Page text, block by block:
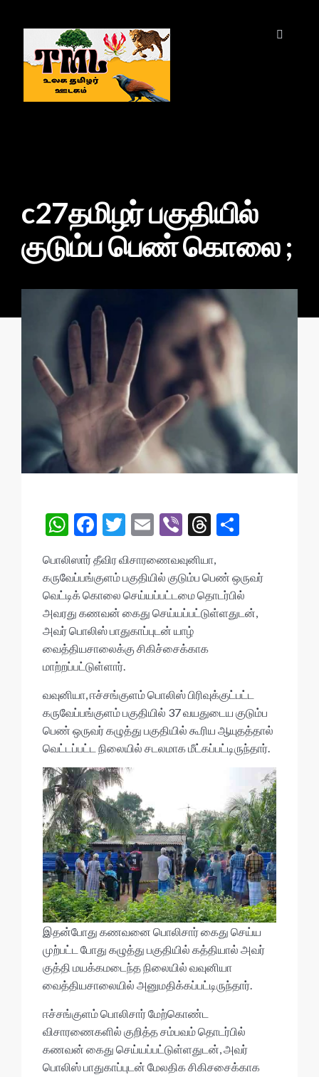
c27தமிழர் பகுதியில்
குடும்ப பெண் கொலை ;
W
at
s
A
p
p
F
e
b
o
o
k
T
itt
er
E
ai
l
Vi
er
T
ea
ds
ar
e
பொலிஸார் தீவிர விசாரணைவவுனியா,
கருவேப்பங்குளம் பகுதியில் குடும்ப பெண் ஒருவர்
வெட்டிக் கொலை செய்யப்பட்டமை தொடர்பில்
அவரது கணவன் கைது செய்யப்பட்டுள்ளதுடன்,
அவர் பொலிஸ் பாதுகாப்புடன் யாழ்
வைத்தியசாலைக்கு சிகிச்சைக்காக
மாற்றப்பட்டுள்ளார்.
வவுனியா, ஈச்சங்குளம் பொலிஸ் பிரிவுக்குட்பட்ட
கருவேப்பங்குளம் பகுதியில் 37 வயதுடைய குடும்ப
பெண் ஒருவர் கழுத்து பகுதியில் கூரிய ஆயுதத்தால்
வெட்டப்பட்ட நிலையில் சடலமாக மீட்கப்பட்டிருந்தார்.
இதன்போது கணவனை பொலிசார் கைது செய்ய
முற்பட்ட போது கழுத்து பகுதியில் கத்தியால் அவர்
குத்தி மயக்கமடைந்த நிலையில் வவுனியா
வைத்தியசாலையில் அனுமதிக்கப்பட்டிருந்தார்.
ஈச்சங்குளம் பொலிசார் மேற்கொண்ட
விசாரணைகளில் குறித்த சம்பவம் தொடர்பில்
கணவன் கைது செய்யப்பட்டுள்ளதுடன், அவர்
பொலிஸ் பாதுகாப்புடன் மேலதிக சிகிசசைக்காக